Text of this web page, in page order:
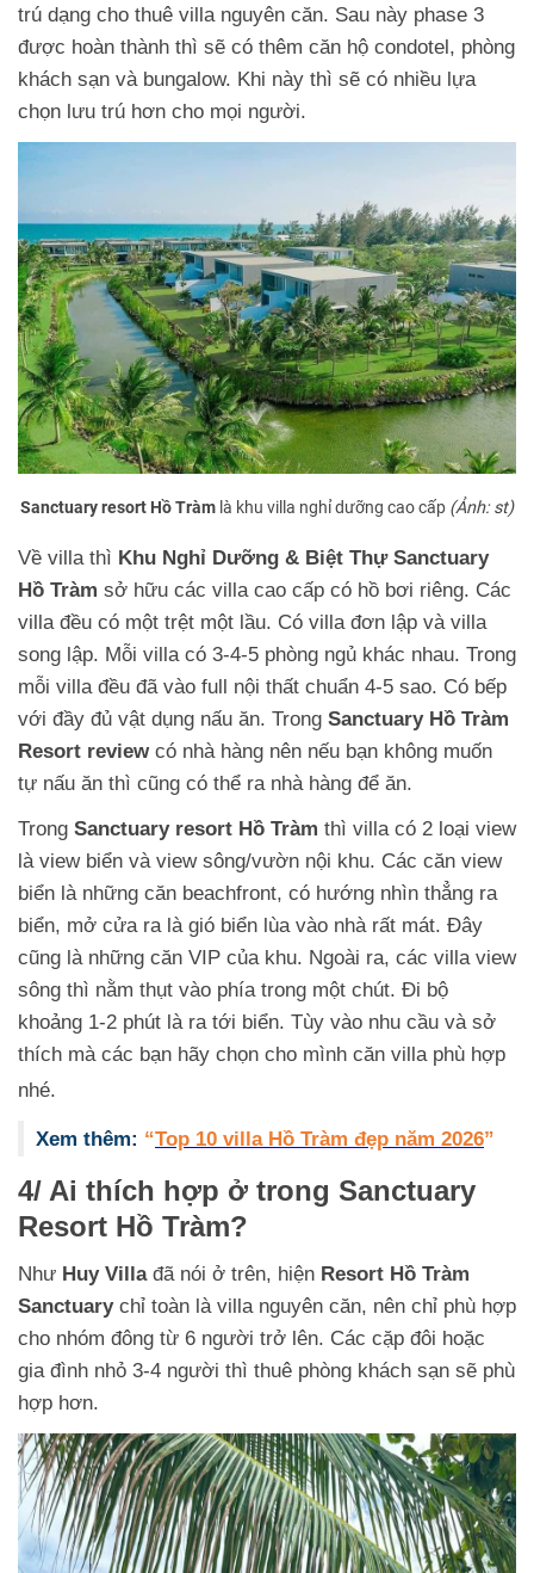
trú dạng cho thuê villa nguyên căn. Sau này phase 3
được hoàn thành thì sẽ có thêm căn hộ condotel, phòng
khách sạn và bungalow. Khi này thì sẽ có nhiều lựa
chọn lưu trú hơn cho mọi người.
Sanctuary resort Hồ Tràm là khu villa nghỉ dưỡng cao cấp (Ảnh: st)
Về villa thì Khu Nghỉ Dưỡng & Biệt Thự Sanctuary
Hồ Tràm sở hữu các villa cao cấp có hồ bơi riêng. Các
villa đều có một trệt một lầu. Có villa đơn lập và villa
song lập. Mỗi villa có 3-4-5 phòng ngủ khác nhau. Trong
mỗi villa đều đã vào full nội thất chuẩn 4-5 sao. Có bếp
với đầy đủ vật dụng nấu ăn. Trong Sanctuary Hồ Tràm
Resort review có nhà hàng nên nếu bạn không muốn
tự nấu ăn thì cũng có thể ra nhà hàng để ăn.
Trong Sanctuary resort Hồ Tràm thì villa có 2 loại view
là view biển và view sông/vườn nội khu. Các căn view
biển là những căn beachfront, có hướng nhìn thẳng ra
biển, mở cửa ra là gió biển lùa vào nhà rất mát. Đây
cũng là những căn VIP của khu. Ngoài ra, các villa view
sông thì nằm thụt vào phía trong một chút. Đi bộ
khoảng 1-2 phút là ra tới biển. Tùy vào nhu cầu và sở
thích mà các bạn hãy chọn cho mình căn villa phù hợp
nhé.
Xem thêm: “Top 10 villa Hồ Tràm đẹp năm 2026”
4/ Ai thích hợp ở trong Sanctuary
Resort Hồ Tràm?
Như Huy Villađã nói ở trên, hiện Resort Hồ Tràm
Sanctuary chỉ toàn là villa nguyên căn, nên chỉ phù hợp
cho nhóm đông từ 6 người trở lên. Các cặp đôi hoặc
gia đình nhỏ 3-4 người thì thuê phòng khách sạn sẽ phù
hợp hơn.